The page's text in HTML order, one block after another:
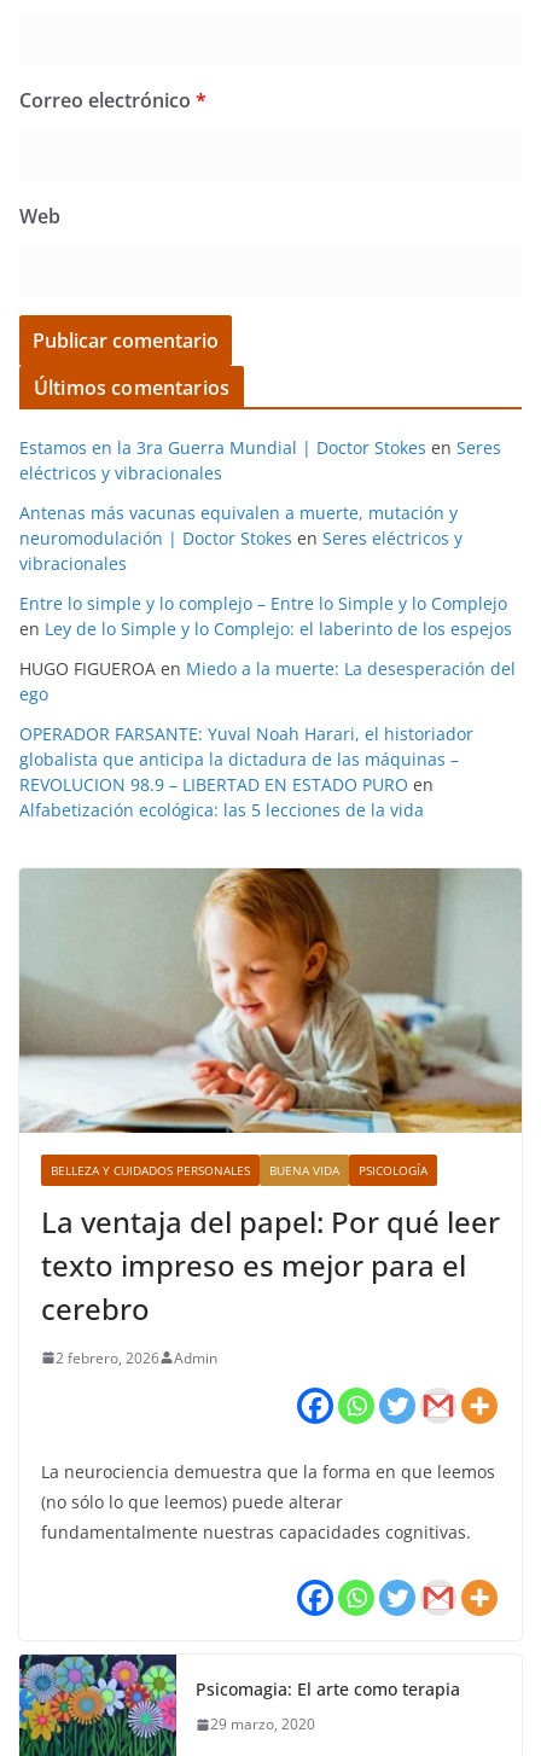
Correo electrónico *
Web
Últimos comentarios
Estamos en la 3ra Guerra Mundial | Doctor Stokes en Seres
eléctricos y vibracionales
Antenas más vacunas equivalen a muerte, mutación y
neuromodulación | Doctor Stokes en Seres eléctricos y
vibracionales
Entre lo simple y lo complejo – Entre lo Simple y lo Complejo
en Ley de lo Simple y lo Complejo: el laberinto de los espejos
HUGO FIGUEROA en Miedo a la muerte: La desesperación del
ego
OPERADOR FARSANTE: Yuval Noah Harari, el historiador
globalista que anticipa la dictadura de las máquinas –
REVOLUCION 98.9 – LIBERTAD EN ESTADO PURO en
Alfabetización ecológica: las 5 lecciones de la vida
BELLEZA Y CUIDADOS PERSONALES BUENA VIDA PSICOLOGÍA
La ventaja del papel: Por qué leer
texto impreso es mejor para el
cerebro
2 febrero, 2026 Admin
La neurociencia demuestra que la forma en que leemos
(no sólo lo que leemos) puede alterar
fundamentalmente nuestras capacidades cognitivas.
Psicomagia: El arte como terapia
29 marzo, 2020